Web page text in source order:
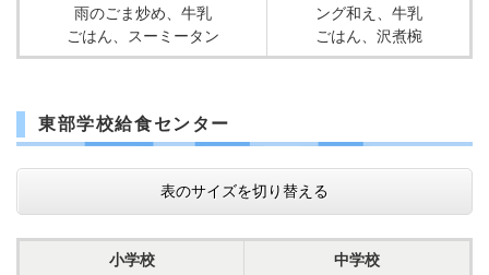
雨のごま炒め、牛乳
ごはん、スーミータン
ング和え、牛乳
ごはん、沢煮椀
東部学校給食センター
表のサイズを切り替える
小学校 中学校